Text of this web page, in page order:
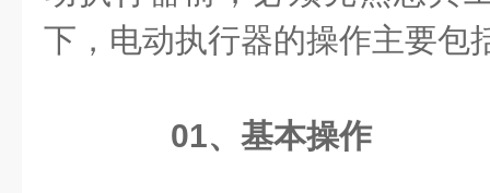
下，电动执行器的操作主要包
01、基本操作